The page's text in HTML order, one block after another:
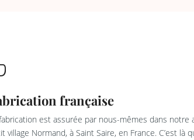
française
est assurée par nous-mêmes dans notre
village Normand, à Saint Saire, en France. C’est là